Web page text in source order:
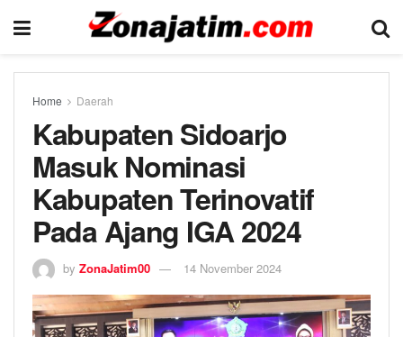
Home Daerah
Kabupaten Sidoarjo
Masuk Nominasi
Kabupaten Terinovatif
Pada Ajang IGA 2024
by ZonaJatim00 14 November 2024